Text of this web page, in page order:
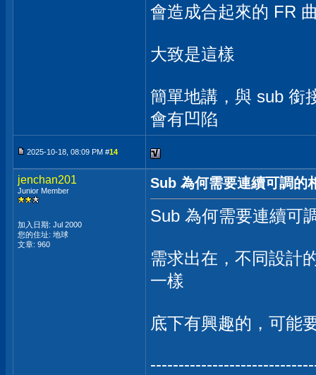
會造成合起來的 FR
大致是這樣
簡單地講，與 sub 銜
會有凹陷
2025-10-18, 08:09 PM #14
jenchan201
Junior Member
加入日期: Jul 2000
您的住址: 地球
文章: 960
Sub 為何需要連續可調的
Sub 為何需要連續可
需求出在，不同設計
一樣
底下有興趣的，可能